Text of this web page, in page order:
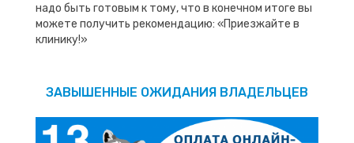
надо быть готовым к тому, что в конечном итоге вы
можете получить рекомендацию: «Приезжайте в
клинику!»
ЗАВЫШЕННЫЕ ОЖИДАНИЯ ВЛАДЕЛЬЦЕВ